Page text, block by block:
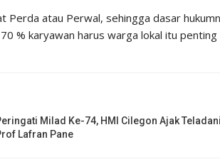
Perda atau Perwal, sehingga dasar
% karyawan harus warga lokal itu penting
Milad Ke-74, HMI Cilegon Ajak Teladani
Lafran Pane